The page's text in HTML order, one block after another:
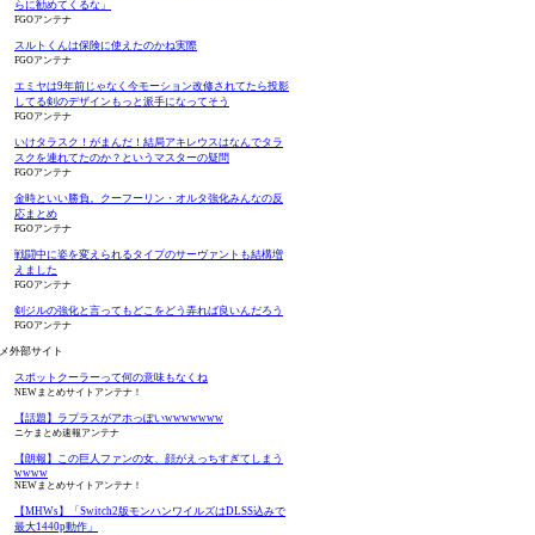
らに勧めてくるな」
FGOアンテナ
スルトくんは保険に使えたのかね実際
FGOアンテナ
エミヤは9年前じゃなく今モーション改修されてたら投影
してる剣のデザインもっと派手になってそう
FGOアンテナ
いけタラスク！がまんだ！結局アキレウスはなんでタラ
スクを連れてたのか？というマスターの疑問
FGOアンテナ
金時といい勝負。クーフーリン・オルタ強化みんなの反
応まとめ
FGOアンテナ
戦闘中に姿を変えられるタイプのサーヴァントも結構増
えました
FGOアンテナ
剣ジルの強化と言ってもどこをどう弄れば良いんだろう
FGOアンテナ
外部サイト
スポットクーラーって何の意味もなくね
NEWまとめサイトアンテナ！
【話題】ラプラスがアホっぽいwwwwwww
ニケまとめ速報アンテナ
【朗報】この巨人ファンの女、顔がえっちすぎてしまう
wwww
NEWまとめサイトアンテナ！
【MHWs】「Switch2版モンハンワイルズはDLSS込みで
最大1440p動作」